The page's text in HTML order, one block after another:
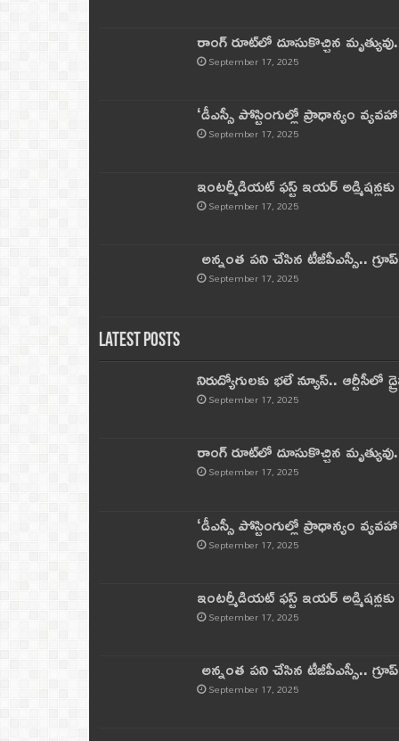
రాంగ్ రూట్‌లో దూసుకొచ్చిన
September 17, 2025
‘డీఎస్సీ పోస్టింగుల్లో ప్రాధాన్యం
September 17, 2025
ఇంటర్మీడియట్ ఫస్ట్‌ ఇయర్‌
September 17, 2025
అన్నంత పని చేసిన టీజీపీఎస్సీ..
September 17, 2025
Latest Posts
నిరుద్యోగులకు భలే న్యూస్.. ఆర్టీసీలో
September 17, 2025
రాంగ్ రూట్‌లో దూసుకొచ్చిన
September 17, 2025
‘డీఎస్సీ పోస్టింగుల్లో ప్రాధాన్యం
September 17, 2025
ఇంటర్మీడియట్ ఫస్ట్‌ ఇయర్‌
September 17, 2025
అన్నంత పని చేసిన టీజీపీఎస్సీ..
September 17, 2025